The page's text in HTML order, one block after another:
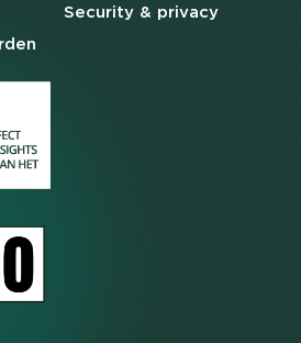
Security & privacy